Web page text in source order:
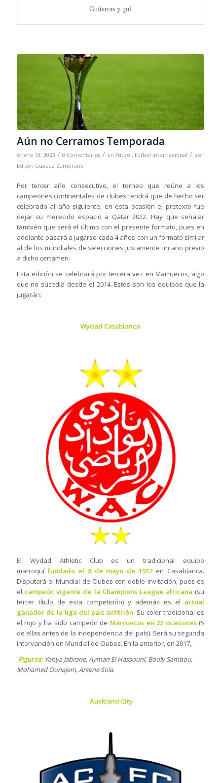
Guitarras y gol
Aún no Cerramos Temporada
enero 13, 2023 / 0 Comentarios / en Fútbol, Fútbol Internacional / por
Edison Guapaz Zambrano
Por tercer año consecutivo, el torneo que reúne a los
campeones continentales de clubes tendrá que de hecho ser
celebrado al año siguiente, en esta ocasión el pretexto fue
dejar su merecido espacio a Qatar 2022. Hay que señalar
también que será el último con el presente formato, pues en
adelante pasará a jugarse cada 4 años con un formato similar
al de los mundiales de selecciones justamente un año previo
a dicho certamen.
Esta edición se celebrará por tercera vez en Marruecos, algo
que no sucedía desde el 2014. Estos son los equipos que la
jugarán:
Wydad Casablanca
El Wydad Athletic Club es un tradicional equipo
marroquí fundado el 8 de mayo de 1937 en Casablanca.
Disputará el Mundial de Clubes con doble invitación, pues es
el campeón vigente de la Champions League africana (su
tercer título de esta competición) y además es el actual
ganador de la liga del país anfitrión. Su color tradicional es
el rojo y ha sido campeón de Marruecos en 22 ocasiones(5
de ellas antes de la independencia del país). Será su segunda
intervanción en Mundial de Clubes. En la anterior, en 2017,
Figuras:Yahya Jabrane, Ayman El Hassouni, Bouly Sambou,
Mohamed Ounajem, Arsene Sola.
Auckland City